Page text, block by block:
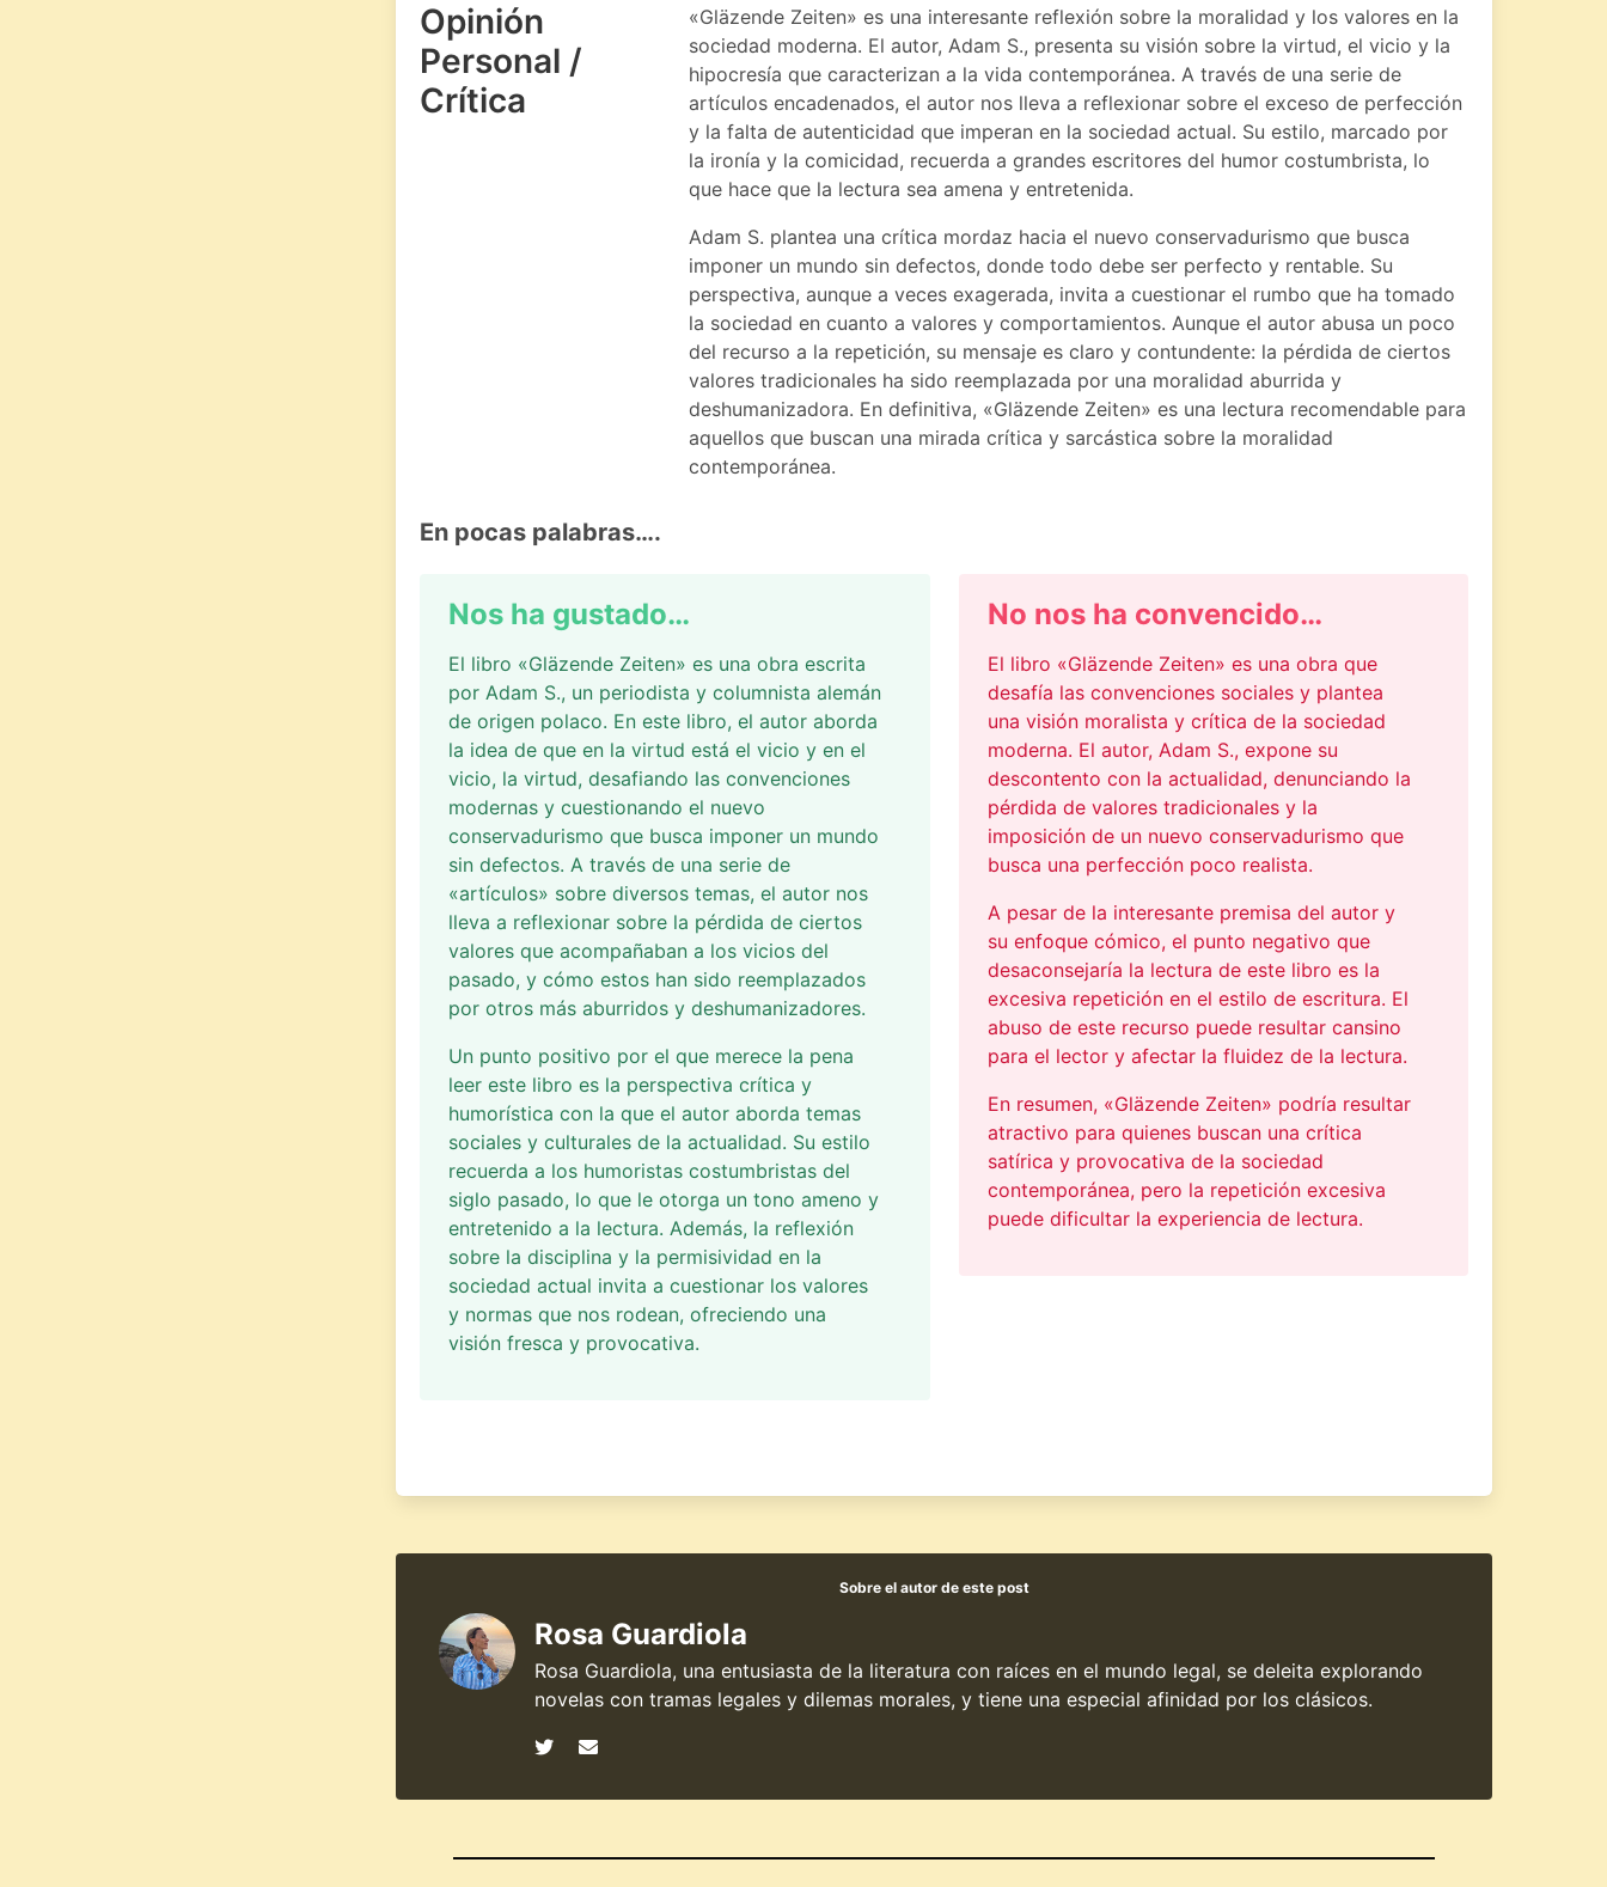
Opinión
Personal /
Crítica
«Gläzende Zeiten» es una interesante reflexión sobre la moralidad y los valores en la
sociedad moderna. El autor, Adam S., presenta su visión sobre la virtud, el vicio y la
hipocresía que caracterizan a la vida contemporánea. A través de una serie de
artículos encadenados, el autor nos lleva a reflexionar sobre el exceso de perfección
y la falta de autenticidad que imperan en la sociedad actual. Su estilo, marcado por
la ironía y la comicidad, recuerda a grandes escritores del humor costumbrista, lo
que hace que la lectura sea amena y entretenida.
Adam S. plantea una crítica mordaz hacia el nuevo conservadurismo que busca
imponer un mundo sin defectos, donde todo debe ser perfecto y rentable. Su
perspectiva, aunque a veces exagerada, invita a cuestionar el rumbo que ha tomado
la sociedad en cuanto a valores y comportamientos. Aunque el autor abusa un poco
del recurso a la repetición, su mensaje es claro y contundente: la pérdida de ciertos
valores tradicionales ha sido reemplazada por una moralidad aburrida y
deshumanizadora. En definitiva, «Gläzende Zeiten» es una lectura recomendable para
aquellos que buscan una mirada crítica y sarcástica sobre la moralidad
contemporánea.
En pocas palabras….
Nos ha gustado…
El libro «Gläzende Zeiten» es una obra escrita
por Adam S., un periodista y columnista alemán
de origen polaco. En este libro, el autor aborda
la idea de que en la virtud está el vicio y en el
vicio, la virtud, desafiando las convenciones
modernas y cuestionando el nuevo
conservadurismo que busca imponer un mundo
sin defectos. A través de una serie de
«artículos» sobre diversos temas, el autor nos
lleva a reflexionar sobre la pérdida de ciertos
valores que acompañaban a los vicios del
pasado, y cómo estos han sido reemplazados
por otros más aburridos y deshumanizadores.
Un punto positivo por el que merece la pena
leer este libro es la perspectiva crítica y
humorística con la que el autor aborda temas
sociales y culturales de la actualidad. Su estilo
recuerda a los humoristas costumbristas del
siglo pasado, lo que le otorga un tono ameno y
entretenido a la lectura. Además, la reflexión
sobre la disciplina y la permisividad en la
sociedad actual invita a cuestionar los valores
y normas que nos rodean, ofreciendo una
visión fresca y provocativa.
No nos ha convencido…
El libro «Gläzende Zeiten» es una obra que
desafía las convenciones sociales y plantea
una visión moralista y crítica de la sociedad
moderna. El autor, Adam S., expone su
descontento con la actualidad, denunciando la
pérdida de valores tradicionales y la
imposición de un nuevo conservadurismo que
busca una perfección poco realista.
A pesar de la interesante premisa del autor y
su enfoque cómico, el punto negativo que
desaconsejaría la lectura de este libro es la
excesiva repetición en el estilo de escritura. El
abuso de este recurso puede resultar cansino
para el lector y afectar la fluidez de la lectura.
En resumen, «Gläzende Zeiten» podría resultar
atractivo para quienes buscan una crítica
satírica y provocativa de la sociedad
contemporánea, pero la repetición excesiva
puede dificultar la experiencia de lectura.
Sobre el autor de este post
Rosa Guardiola
Rosa Guardiola, una entusiasta de la literatura con raíces en el mundo legal, se deleita explorando
novelas con tramas legales y dilemas morales, y tiene una especial afinidad por los clásicos.